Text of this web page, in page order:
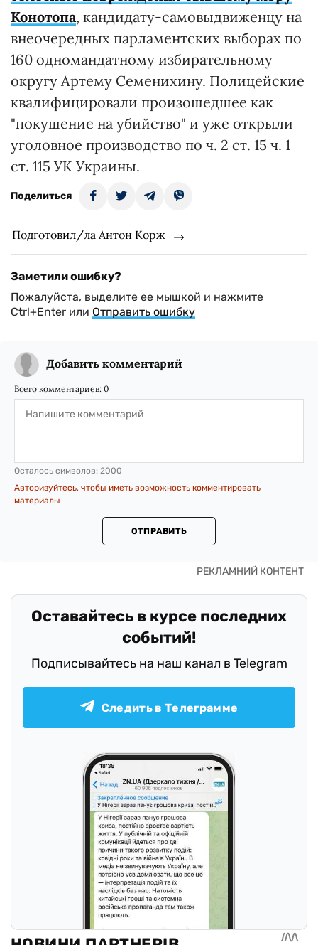
Конотопа, кандидату-самовыдвиженцу на
внеочередных парламентских выборах по
160 одномандатному избирательному
округу Артему Семенихину. Полицейские
квалифицировали произошедшее как
"покушение на убийство" и уже открыли
уголовное производство по ч. 2 ст. 15 ч. 1
ст. 115 УК Украины.
Поделиться
Подготовил/ла Антон Корж
Заметили ошибку?
Пожалуйста, выделите ее мышкой и нажмите
Ctrl+Enter или Отправить ошибку
Добавить комментарий
Всего комментариев: 0
Осталось символов: 2000
Авторизуйтесь, чтобы иметь возможность комментировать
материалы
ОТПРАВИТЬ
Оставайтесь в курсе последних
событий!
Подписывайтесь на наш канал в Telegram
Следить в Телеграмме